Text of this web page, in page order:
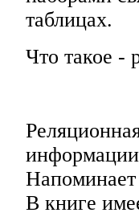
таблицах.
Что такое -
В книге